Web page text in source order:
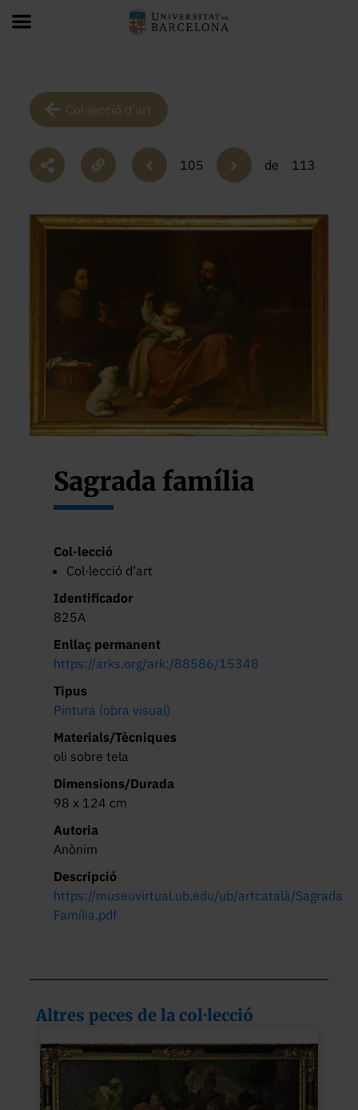
Col·lecció d’art
105 de 113
Sagrada família
Col·lecció
Col·lecció d’art
Identificador
825A
Enllaç permanent
https://arks.org/ark:/88586/15348
Tipus
Pintura (obra visual)
Materials/Tècniques
oli sobre tela
Dimensions/Durada
98 x 124 cm
Autoria
Anònim
Descripció
https://museuvirtual.ub.edu/ub/artcatalà/Sagrada
Família.pdf
Altres peces de la col·lecció